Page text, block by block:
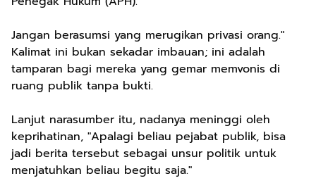
Jangan berasumsi yang merugikan privasi orang."
Kalimat ini bukan sekadar imbauan; ini adalah
tamparan bagi mereka yang gemar memvonis di
ruang publik tanpa bukti.
Lanjut narasumber itu, nadanya meninggi oleh
keprihatinan, "Apalagi beliau pejabat publik, bisa
jadi berita tersebut sebagai unsur politik untuk
menjatuhkan beliau begitu saja."